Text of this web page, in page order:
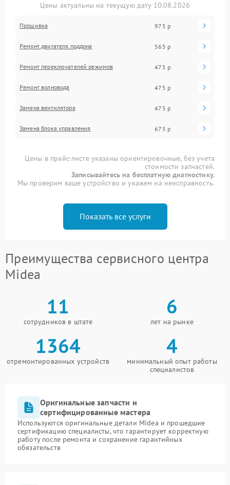
Цены актуальны на текущую дату 10.08.2026
Прошивка 975 р
Ремонт двигателя поддона 565 р
Ремонт переключателей режимов 475 р
Ремонт волновода 475 р
Замена вентилятора 475 р
Замена блока управления 675 р
Цены в прайс-листе указаны ориентировочные, без учета
стоимости запчастей.
Записывайтесь на бесплатную диагностику.
Мы проверим ваше устройство и укажем на неисправность.
Показать все услуги
Преимущества сервисного центра
Midea
11
сотрудников в штате
6
лет на рынке
1364
отремонтированных устройств
4
минимальный опыт работы
специалистов
Оригинальные запчасти и
сертифицированные мастера
Используются оригинальные детали Midea и прошедшие
сертификацию специалисты, что гарантирует корректную
работу после ремонта и сохранение гарантийных
обязательств